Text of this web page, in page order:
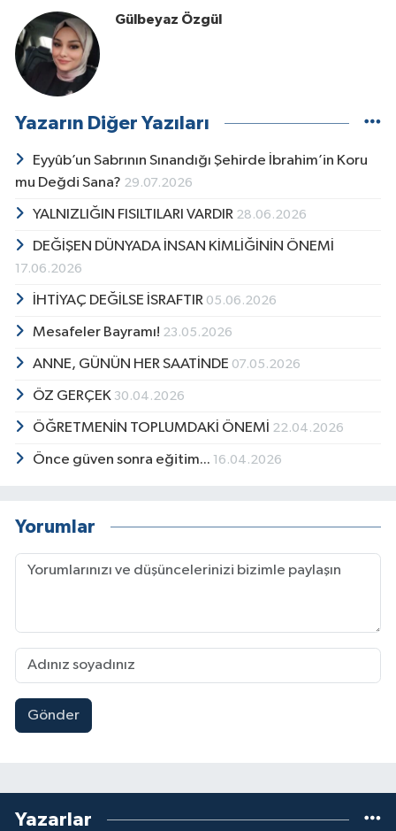
Gülbeyaz Özgül
Yazarın Diğer Yazıları
Eyyûb’un Sabrının Sınandığı Şehirde İbrahim’in Koru
mu Değdi Sana? 29.07.2026
YALNIZLIĞIN FISILTILARI VARDIR 28.06.2026
DEĞİŞEN DÜNYADA İNSAN KİMLİĞİNİN ÖNEMİ
17.06.2026
İHTİYAÇ DEĞİLSE İSRAFTIR 05.06.2026
Mesafeler Bayramı! 23.05.2026
ANNE, GÜNÜN HER SAATİNDE 07.05.2026
ÖZ GERÇEK 30.04.2026
ÖĞRETMENİN TOPLUMDAKİ ÖNEMİ 22.04.2026
Önce güven sonra eğitim... 16.04.2026
Yorumlar
Gönder
Yazarlar